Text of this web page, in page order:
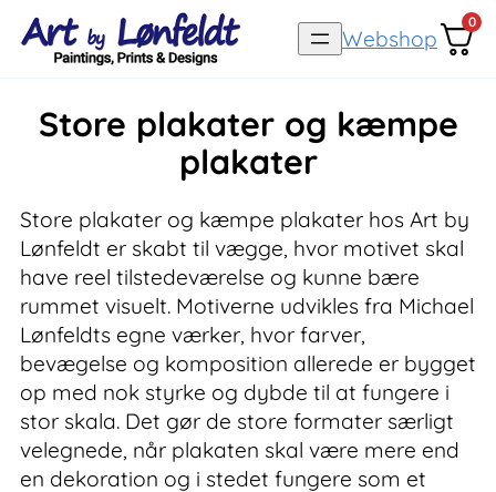
Spring
indhold
Webshop
0
Store plakater og kæmpe
plakater
Store plakater og kæmpe plakater hos Art by
Lønfeldt er skabt til vægge, hvor motivet skal
have reel tilstedeværelse og kunne bære
rummet visuelt. Motiverne udvikles fra Michael
Lønfeldts egne værker, hvor farver,
bevægelse og komposition allerede er bygget
op med nok styrke og dybde til at fungere i
stor skala. Det gør de store formater særligt
velegnede, når plakaten skal være mere end
en dekoration og i stedet fungere som et